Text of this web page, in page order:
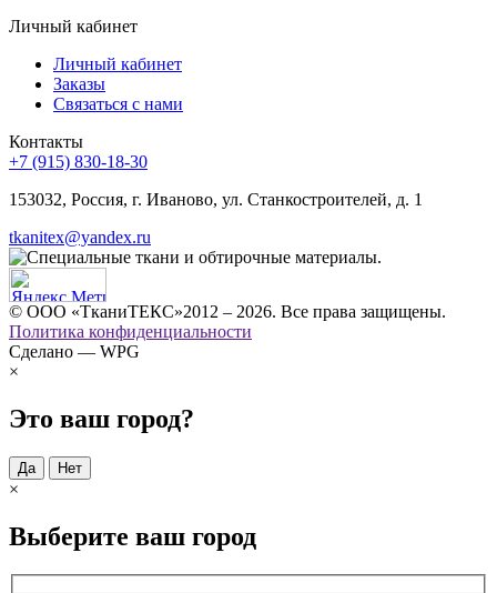
Личный кабинет
Личный кабинет
Заказы
Связаться с нами
Контакты
+7 (915) 830-18-30
153032, Россия, г. Иваново, ул. Станкостроителей, д. 1
tkanitex@yandex.ru
© ООО «ТканиТЕКС»2012 – 2026. Все права защищены.
Политика конфиденциальности
Сделано — WPG
×
Это ваш город?
Да Нет
×
Выберите ваш город